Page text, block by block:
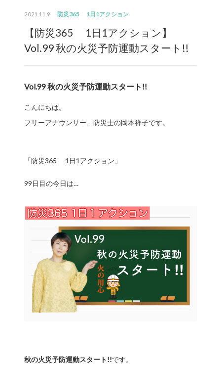
2021.11.9 防災365 1日1アクション
【防災365 1日1アクション】
Vol.99 秋の火災予防運動スタート!!
Vol.99 秋の火災予防運動スタート!!
こんにちは。
フリーアナウンサー、防災士の岡本祥子です。
「防災365 1日1アクション」
99日目の今日は…
秋の火災予防運動スタート!!です。